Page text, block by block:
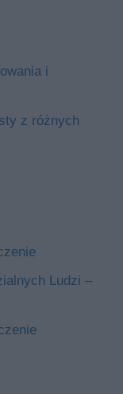
i
z różnych
Ludzi –